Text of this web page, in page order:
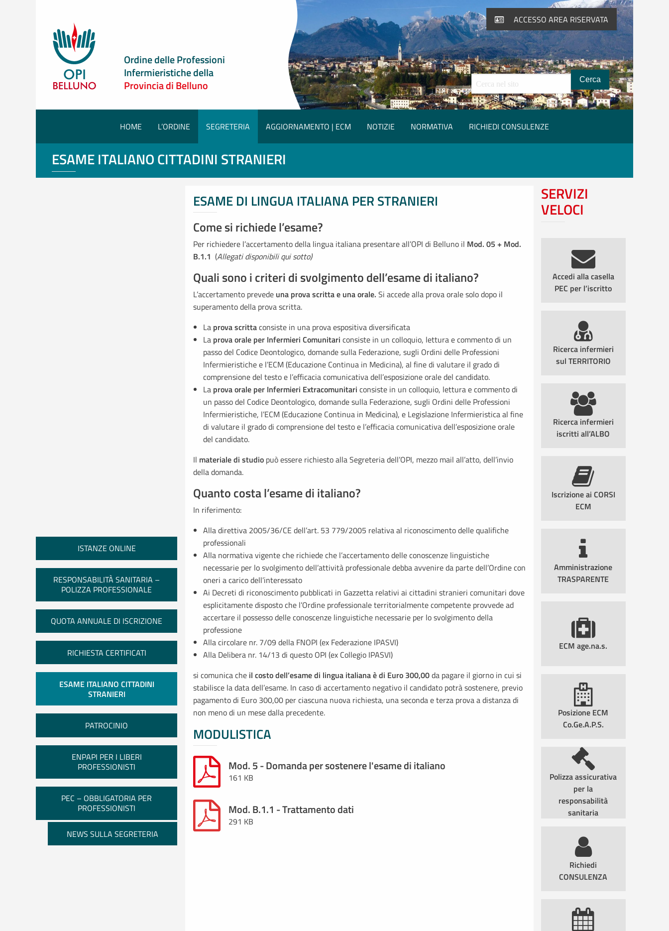
ACCESSO AREA RISERVATA
Pagina principale
Ordine delle Professioni
Infermieristiche della
Provincia di Belluno
Cerca all'interno del sito
HOME L’ORDINE SEGRETERIA AGGIORNAMENTO | ECM NOTIZIE NORMATIVA RICHIEDI CONSULENZE
ESAME ITALIANO CITTADINI STRANIERI
ISTANZE ONLINE
RESPONSABILITÀ SANITARIA –
POLIZZA PROFESSIONALE
QUOTA ANNUALE DI ISCRIZIONE
RICHIESTA CERTIFICATI
ESAME ITALIANO CITTADINI
STRANIERI
PATROCINIO
ENPAPI PER I LIBERI
PROFESSIONISTI
PEC – OBBLIGATORIA PER
PROFESSIONISTI
NEWS SULLA SEGRETERIA
ESAME DI LINGUA ITALIANA PER STRANIERI
Come si richiede l’esame?
Per richiedere l’accertamento della lingua italiana presentare all’OPI di Belluno il Mod. 05 + Mod.
B.1.1 (Allegati disponibili qui sotto)
Quali sono i criteri di svolgimento dell’esame di italiano?
L’accertamento prevede una prova scritta e una orale. Si accede alla prova orale solo dopo il
superamento della prova scritta.
La prova scrittaconsiste in una prova espositiva diversificata
La prova orale per Infermieri Comunitari consiste in un colloquio, lettura e commento di un
passo del Codice Deontologico, domande sulla Federazione, sugli Ordini delle Professioni
Infermieristiche e l’ECM (Educazione Continua in Medicina), al fine di valutare il grado di
comprensione del testo e l’efficacia comunicativa dell’esposizione orale del candidato.
La prova orale per Infermieri Extracomunitari consiste in un colloquio, lettura e commento di
un passo del Codice Deontologico, domande sulla Federazione, sugli Ordini delle Professioni
Infermieristiche, l’ECM (Educazione Continua in Medicina), e Legislazione Infermieristica al fine
di valutare il grado di comprensione del testo e l’efficacia comunicativa dell’esposizione orale
del candidato.
Il materiale di studio può essere richiesto alla Segreteria dell’OPI, mezzo mail all’atto, dell’invio
della domanda.
Quanto costa l’esame di italiano?
In riferimento:
Alla direttiva 2005/36/CE dell’art. 53 779/2005 relativa al riconoscimento delle qualifiche
professionali
Alla normativa vigente che richiede che l’accertamento delle conoscenze linguistiche
necessarie per lo svolgimento dell’attività professionale debba avvenire da parte dell’Ordine con
oneri a carico dell’interessato
Ai Decreti di riconoscimento pubblicati in Gazzetta relativi ai cittadini stranieri comunitari dove
esplicitamente disposto che l’Ordine professionale territorialmente competente provvede ad
accertare il possesso delle conoscenze linguistiche necessarie per lo svolgimento della
professione
Alla circolare nr. 7/09 della FNOPI (ex Federazione IPASVI)
Alla Delibera nr. 14/13 di questo OPI (ex Collegio IPASVI)
si comunica che il costo dell’esame di lingua italiana è di Euro 300,00da pagare il giorno in cui si
stabilisce la data dell’esame. In caso di accertamento negativo il candidato potrà sostenere, previo
pagamento di Euro 300,00 per ciascuna nuova richiesta, una seconda e terza prova a distanza di
non meno di un mese dalla precedente.
MODULISTICA
Mod. 5 - Domanda per sostenere l'esame di italiano
161 KB
Mod. B.1.1 - Trattamento dati
291 KB
SERVIZI
VELOCI
Accedi alla casella
PEC per l’iscritto
Ricerca infermieri
sul TERRITORIO
Ricerca infermieri
iscritti all’ALBO
Iscrizione ai CORSI
ECM
Amministrazione
TRASPARENTE
ECM age.na.s.
Posizione ECM
Co.Ge.A.P.S.
Polizza assicurativa
per la
responsabilità
sanitaria
Richiedi
CONSULENZA